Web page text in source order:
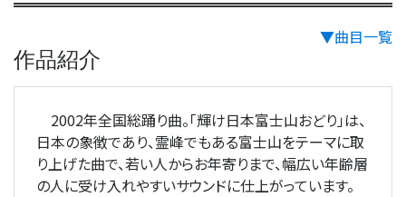
▼曲目一覧
作品紹介
2002年全国総踊り曲。「輝け日本富士山おどり」は、
日本の象徴であり、霊峰でもある富士山をテーマに取
り上げた曲で、若い人からお年寄りまで、幅広い年齢層
の人に受け入れやすいサウンドに仕上がっています。